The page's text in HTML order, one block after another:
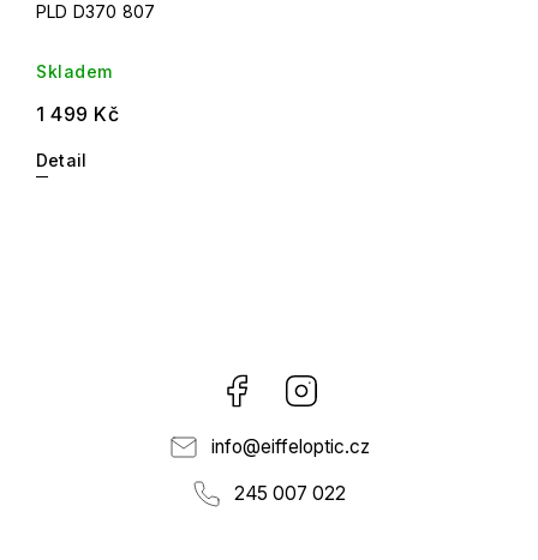
PLD D370 807
Skladem
1 499 Kč
Detail
Facebook
info@eiffeloptic.cz
245 007 022